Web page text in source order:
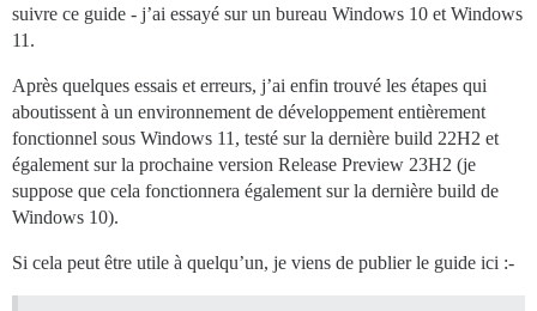
suivre ce guide - j’ai essayé sur un bureau Windows 10 et Windows
11.
Après quelques essais et erreurs, j’ai enfin trouvé les étapes qui
aboutissent à un environnement de développement entièrement
fonctionnel sous Windows 11, testé sur la dernière build 22H2 et
également sur la prochaine version Release Preview 23H2 (je
suppose que cela fonctionnera également sur la dernière build de
Windows 10).
Si cela peut être utile à quelqu’un, je viens de publier le guide ici :-